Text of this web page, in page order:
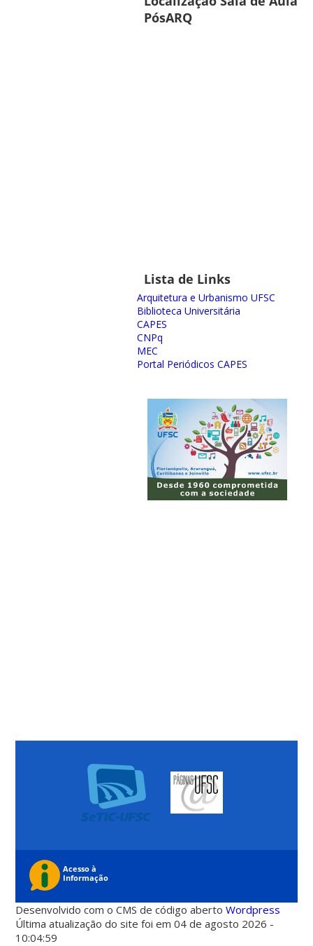
PósARQ
Lista de Links
Arquitetura e Urbanismo UFSC
Biblioteca Universitária
CAPES
CNPq
MEC
Portal Periódicos CAPES
Desenvolvido com o CMS de código abertoWordpress
Última atualização do site foi em 04 de agosto 2026 -
10:04:59